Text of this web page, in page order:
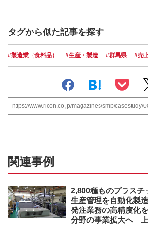
タグから似た記事を探す
#製造業（食料品） #生産・製造 #群馬県 #売
https://www.ricoh.co.jp/magazines/smb/casestudy/
関連事例
2,800種ものプラスチ
生産管理を自動化製
発注業務の高精度化
分野の事業拡大へ